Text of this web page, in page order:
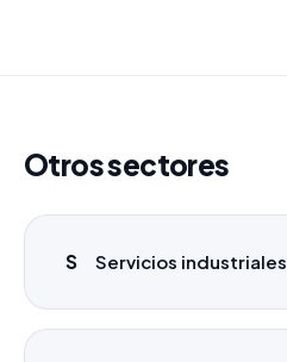
Otros sectores
S Servicios industriales